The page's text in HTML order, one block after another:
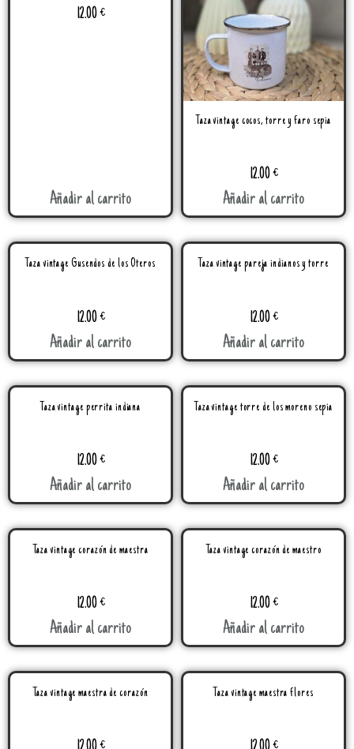
12.00€
Añadir al carrito
Taza vintage cocos, torre y faro sepia
12.00€
Añadir al carrito
Taza vintage Gusendos de los Oteros
12.00€
Añadir al carrito
Taza vintage pareja indianos y torre
12.00€
Añadir al carrito
Taza vintage perrita indiana
12.00€
Añadir al carrito
Taza vintage torre de los moreno sepia
12.00€
Añadir al carrito
Taza vintage corazón de maestra
12.00€
Añadir al carrito
Taza vintage corazón de maestro
12.00€
Añadir al carrito
Taza vintage maestra de corazón Taza vintage maestra flores